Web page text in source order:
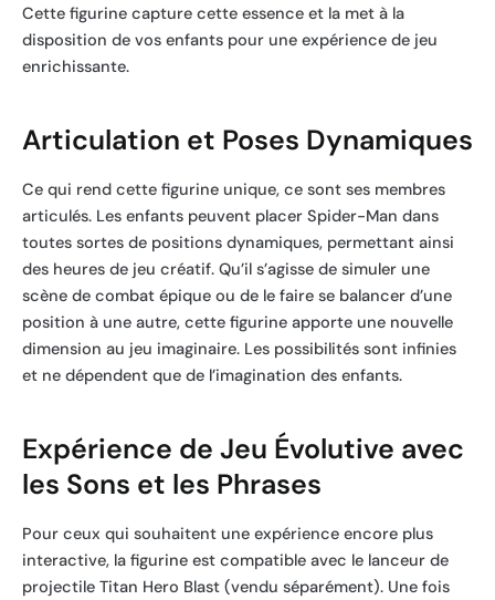
Cette figurine capture cette essence et la met à la
disposition de vos enfants pour une expérience de jeu
enrichissante.
Articulation et Poses Dynamiques
Ce qui rend cette figurine unique, ce sont ses membres
articulés. Les enfants peuvent placer Spider-Man dans
toutes sortes de positions dynamiques, permettant ainsi
des heures de jeu créatif. Qu’il s’agisse de simuler une
scène de combat épique ou de le faire se balancer d’une
position à une autre, cette figurine apporte une nouvelle
dimension au jeu imaginaire. Les possibilités sont infinies
et ne dépendent que de l’imagination des enfants.
Expérience de Jeu Évolutive avec
les Sons et les Phrases
Pour ceux qui souhaitent une expérience encore plus
interactive, la figurine est compatible avec le lanceur de
projectile Titan Hero Blast (vendu séparément). Une fois